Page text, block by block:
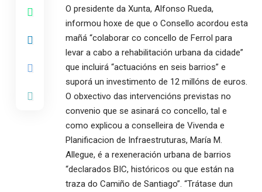
O presidente da Xunta, Alfonso Rueda,
informou hoxe de que o Consello acordou esta
mañá “colaborar co concello de Ferrol para
levar a cabo a rehabilitación urbana da cidade”
que incluirá “actuacións en seis barrios” e
suporá un investimento de 12 millóns de euros.
O obxectivo das intervencións previstas no
convenio que se asinará co concello, tal e
como explicou a conselleira de Vivenda e
Planificacion de Infraestruturas, María M.
Allegue, é a rexeneración urbana de barrios
“declarados BIC, históricos ou que están na
traza do Camiño de Santiago”. “Trátase dun